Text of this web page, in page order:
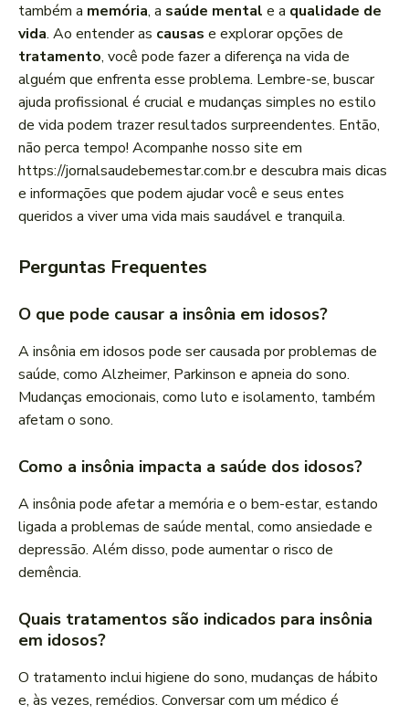
também a memória, a saúde mental e a qualidade de
vida. Ao entender as causas e explorar opções de
tratamento, você pode fazer a diferença na vida de
alguém que enfrenta esse problema. Lembre-se, buscar
ajuda profissional é crucial e mudanças simples no estilo
de vida podem trazer resultados surpreendentes. Então,
não perca tempo! Acompanhe nosso site em
https://jornalsaudebemestar.com.br e descubra mais dicas
e informações que podem ajudar você e seus entes
queridos a viver uma vida mais saudável e tranquila.
Perguntas Frequentes
O que pode causar a insônia em idosos?
A insônia em idosos pode ser causada por problemas de
saúde, como Alzheimer, Parkinson e apneia do sono.
Mudanças emocionais, como luto e isolamento, também
afetam o sono.
Como a insônia impacta a saúde dos idosos?
A insônia pode afetar a memória e o bem-estar, estando
ligada a problemas de saúde mental, como ansiedade e
depressão. Além disso, pode aumentar o risco de
demência.
Quais tratamentos são indicados para insônia
em idosos?
O tratamento inclui higiene do sono, mudanças de hábito
e, às vezes, remédios. Conversar com um médico é